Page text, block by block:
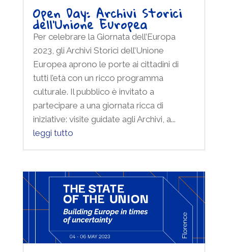
Open Day: Archivi Storici
dell’Unione Europea
Per celebrare la Giornata dell’Europa
2023, gli Archivi Storici dell’Unione
Europea aprono le porte ai cittadini di
tutti l’età con un ricco programma
culturale. Il pubblico è invitato a
partecipare a una giornata ricca di
iniziative: visite guidate agli Archivi, a...
leggi tutto